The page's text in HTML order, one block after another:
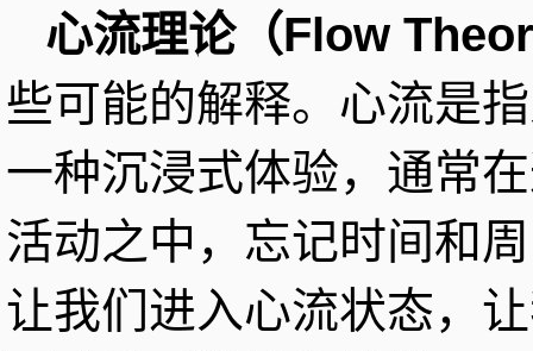
心流理论（Flow
些可能的解释。心流是
一种沉浸式体验，通常
活动之中，忘记时间和
让我们进入心流状态，